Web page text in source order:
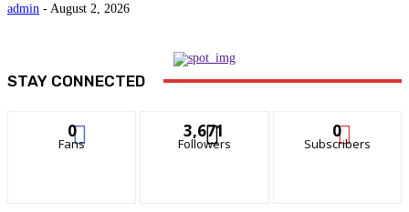
admin - August 2, 2026
STAY CONNECTED
0
Fans
3,671
Followers
0
Subscribers